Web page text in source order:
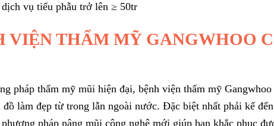
vụ tiểu phẫu trở lên ≥ 50tr
VIỆN THẨM MỸ GANGWHOO
pháp thẩm mỹ mũi hiện đại, bệnh viện thẩm mỹ Gangwhoo
làm đẹp từ trong lẫn ngoài nước. Đặc biệt nhất phải kể đến
pháp nâng mũi công nghệ mới giúp bạn khắc phục